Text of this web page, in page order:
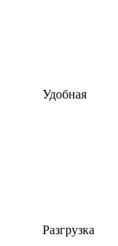
Удобная
Разгрузка